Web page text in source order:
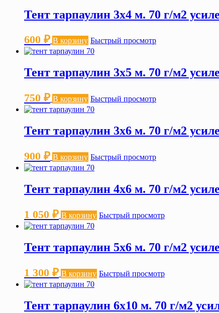
Тент тарпаулин 3х4 м. 70 г/м2
600 ₽ В корзину Быстрый просмотр
Тент тарпаулин 3х5 м. 70 г/м2
750 ₽ В корзину Быстрый просмотр
Тент тарпаулин 3х6 м. 70 г/м2
900 ₽ В корзину Быстрый просмотр
Тент тарпаулин 4х6 м. 70 г/м2
1 050 ₽ В корзину Быстрый просмотр
Тент тарпаулин 5х6 м. 70 г/м2
1 300 ₽ В корзину Быстрый просмотр
Тент тарпаулин 6х10 м. 70 г/м2